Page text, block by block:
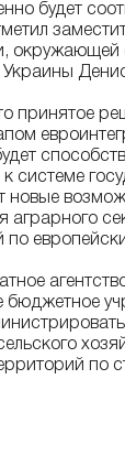
будет
окружающей
Украины
принятое
системе
новые
аграрного
по
бюджетное
по